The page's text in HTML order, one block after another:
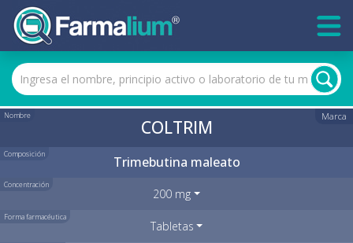
Nombre Marca
COLTRIM
Composición Trimebutina maleato
Concentración
200 mg
Forma farmacéutica
Tabletas